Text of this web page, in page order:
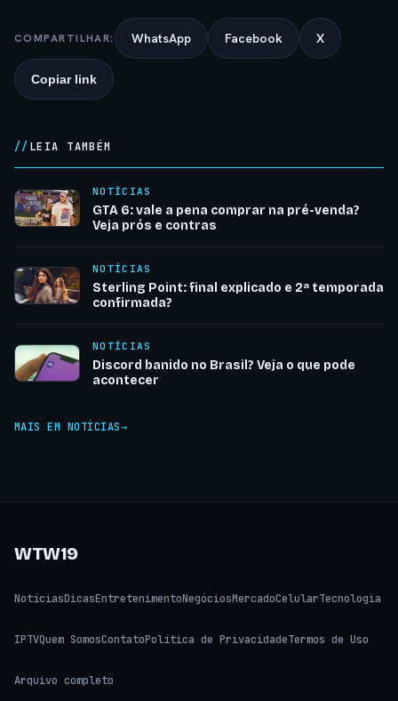
COMPARTILHAR: WhatsApp Facebook X
Copiar link
LEIA TAMBÉM
NOTÍCIAS
GTA 6: vale a pena comprar na pré-venda?
Veja prós e contras
NOTÍCIAS
Sterling Point: final explicado e 2ª temporada
confirmada?
NOTÍCIAS
Discord banido no Brasil? Veja o que pode
acontecer
MAIS EM NOTÍCIAS
WTW19
NotíciasDicasEntretenimentoNegóciosMercadoCelularTecnologia
IPTVQuem SomosContatoPolítica de PrivacidadeTermos de Uso
Arquivo completo